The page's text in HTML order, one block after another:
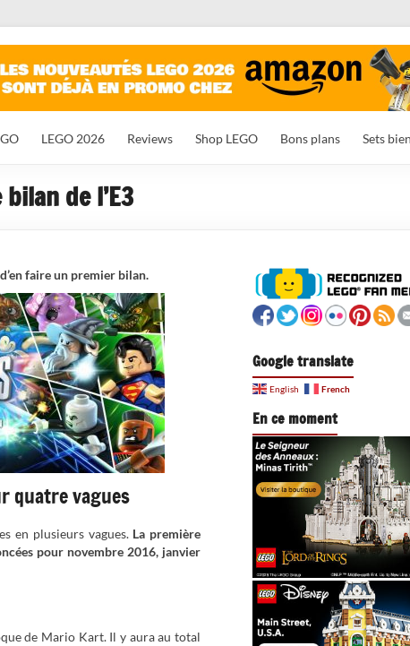
LEGO 2026 Reviews Shop LEGO Bons plans Sets
de l’E3
faire un premier bilan.
quatre vagues
en plusieurs vagues. La première
pour novembre 2016, janvier
de Mario Kart. Il y aura au total
Google translate
English French
En ce moment